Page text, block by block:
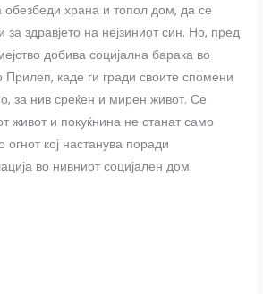
обезбеди храна и топол дом, да се
здравјето на нејзиниот син. Но, пред
добива социјална барака во
каде ги гради своите спомени
за нив среќен и мирен живот. Се
живот и покуќнина не станат само
огнот кој настанува поради
во нивниот социјален дом.